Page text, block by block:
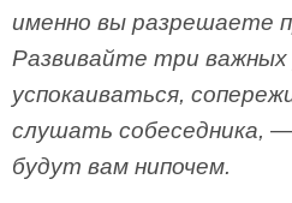
именно вы разрешаете
Развивайте три
успокаиваться,
слушать собеседника,
будут вам нипочем.